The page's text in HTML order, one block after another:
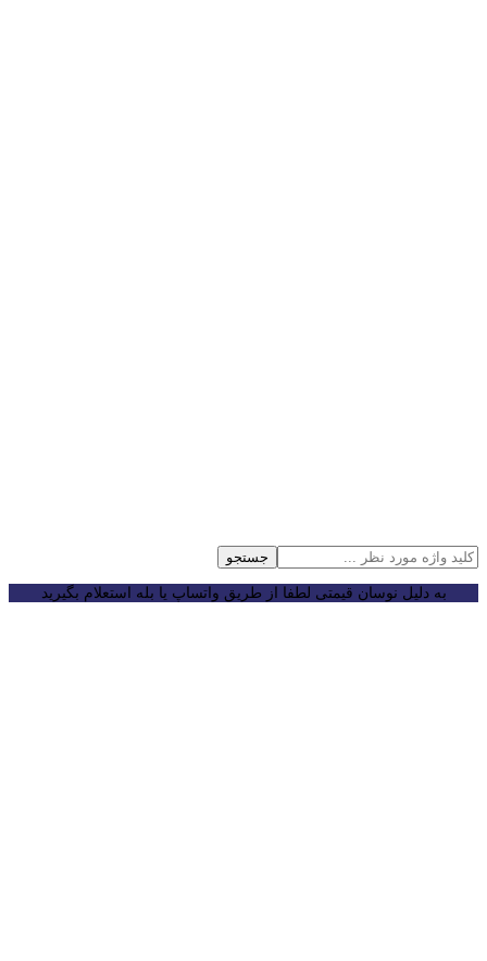
جستجو
به دلیل نوسان قیمتی لطفا از طریق واتساپ یا بله استعلام بگیرید